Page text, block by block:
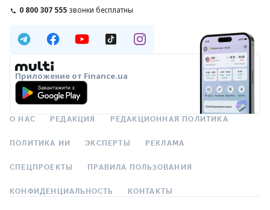
0 800 307 555 звонки бесплатны
Приложение от Finance.ua
О НАС РЕДАКЦИЯ РЕДАКЦИОННАЯ ПОЛИТИКА
ПОЛИТИКА ИИ ЭКСПЕРТЫ РЕКЛАМА
СПЕЦПРОЕКТЫ ПРАВИЛА ПОЛЬЗОВАНИЯ
КОНФИДЕНЦИАЛЬНОСТЬ КОНТАКТЫ